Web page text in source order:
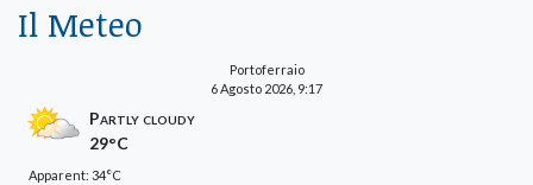
Il Meteo
Portoferraio
6 Agosto 2026, 9:17
Partly cloudy
29°C
Apparent: 34°C